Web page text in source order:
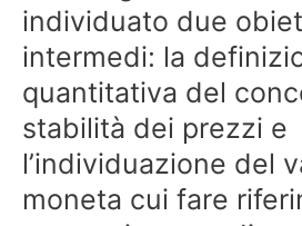
individuato due
intermedi: la
quantitativa del
stabilità dei prezzi e
l’individuazione del
moneta cui fare